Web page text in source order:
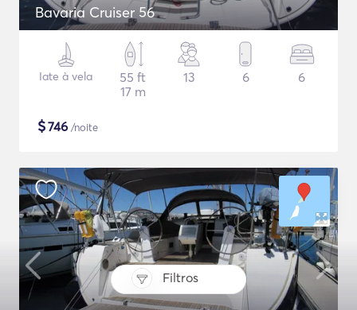
Filtros
Bavaria Cruiser 56
Iate à vela
55 ft
17 m
13 6 6
$746 /noite